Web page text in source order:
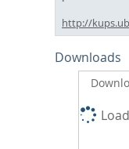
http://
Downloads